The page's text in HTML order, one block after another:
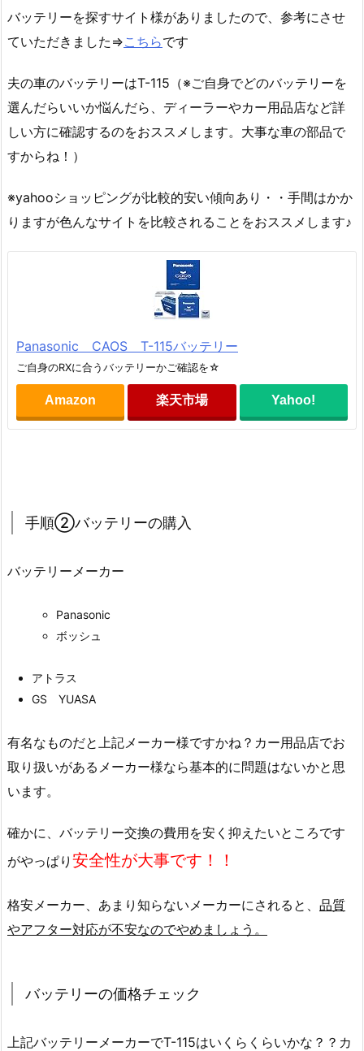
バッテリーを探すサイト様がありましたので、参考にさせ
ていただきました⇒こちらです
夫の車のバッテリーはT-115（※ご自身でどのバッテリーを
選んだらいいか悩んだら、ディーラーやカー用品店など詳
しい方に確認するのをおススメします。大事な車の部品で
すからね！）
※yahooショッピングが比較的安い傾向あり・・手間はかか
りますが色んなサイトを比較されることをおススメします♪
Panasonic CAOS T-115バッテリー
ご自身のRXに合うバッテリーかご確認を☆
Amazon 楽天市場 Yahoo!
手順②バッテリーの購入
バッテリーメーカー
Panasonic
ボッシュ
アトラス
GS YUASA
有名なものだと上記メーカー様ですかね？カー用品店でお
取り扱いがあるメーカー様なら基本的に問題はないかと思
います。
確かに、バッテリー交換の費用を安く抑えたいところです
がやっぱり 安全性が大事です！！
格安メーカー、あまり知らないメーカーにされると、 品質
やアフター対応が不安なのでやめましょう。
バッテリーの価格チェック
上記バッテリーメーカーでT-115はいくらくらいかな？？カ